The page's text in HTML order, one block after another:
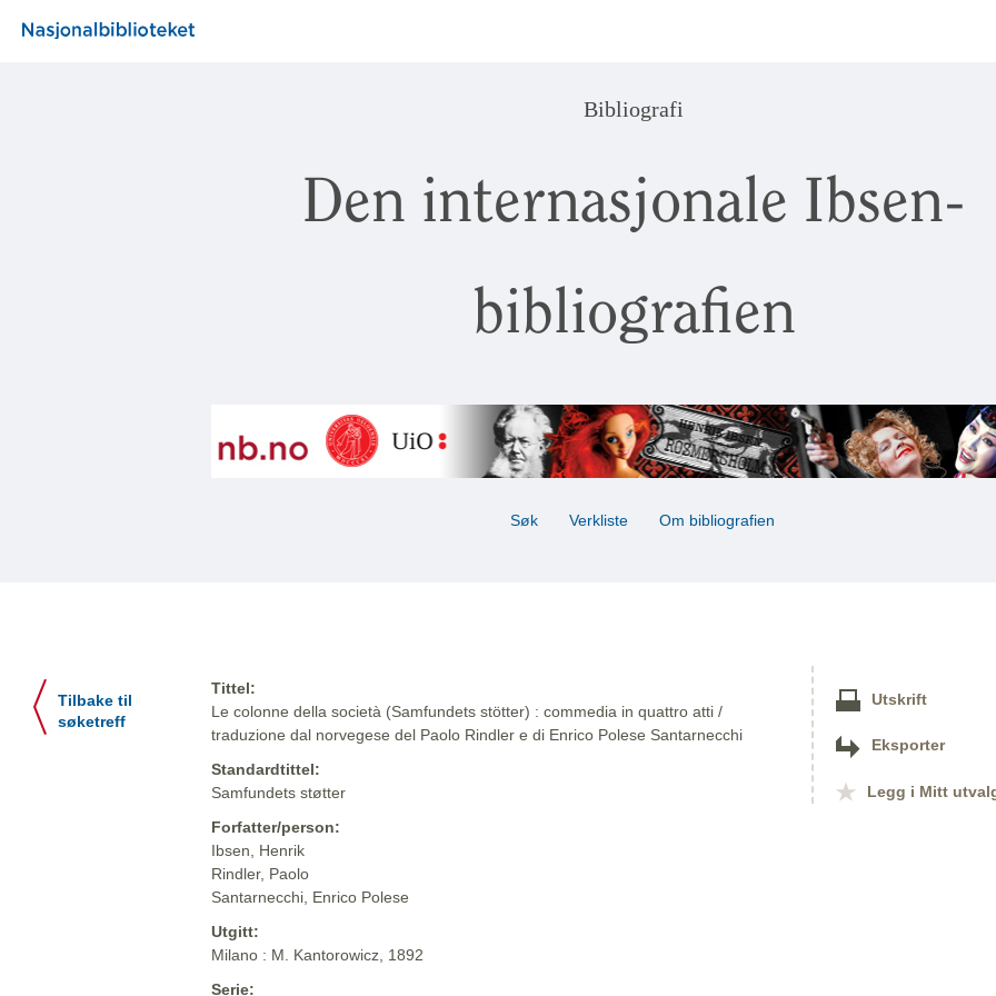
Bibliografi
Den internasjonale Ibsen-
bibliografien
Søk Verkliste Om bibliografien
Tilbake til
søketreff
Tittel:
Le colonne della società (Samfundets stötter) : commedia in quattro atti /
traduzione dal norvegese del Paolo Rindler e di Enrico Polese Santarnecchi
Standardtittel:
Samfundets støtter
Forfatter/person:
Ibsen, Henrik
Rindler, Paolo
Santarnecchi, Enrico Polese
Utgitt:
Milano : M. Kantorowicz, 1892
Serie:
Utskrift
Eksporter
Legg i Mitt